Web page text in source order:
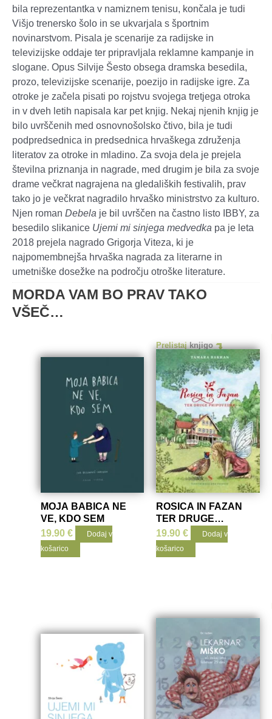
bila reprezentantka v namiznem tenisu, končala je tudi
Višjo trenersko šolo in se ukvarjala s športnim
novinarstvom. Pisala je scenarije za radijske in
televizijske oddaje ter pripravljala reklamne kampanje in
slogane. Opus Silvije Šesto obsega dramska besedila,
prozo, televizijske scenarije, poezijo in radijske igre. Za
otroke je začela pisati po rojstvu svojega tretjega otroka
in v dveh letih napisala kar pet knjig. Nekaj njenih knjig je
bilo uvrščenih med osnovnošolsko čtivo, bila je tudi
podpredsednica in predsednica hrvaškega združenja
literatov za otroke in mladino. Za svoja dela je prejela
številna priznanja in nagrade, med drugim je bila za svoje
drame večkrat nagrajena na gledaliških festivalih, prav
tako jo je večkrat nagradilo hrvaško ministrstvo za kulturo.
Njen roman Debela je bil uvrščen na častno listo IBBY, za
besedilo slikanice Ujemi mi sinjega medvedka pa je leta
2018 prejela nagrado Grigorja Viteza, ki je
najpomembnejša hrvaška nagrada za literarne in
umetniške dosežke na področju otroške literature.
MORDA VAM BO PRAV TAKO
VŠEČ…
Prelistajknjigo
MOJA BABICA NE
VE, KDO SEM
19.90€
Dodaj v
košarico
ROSICA IN FAZAN
TER DRUGE
PRIPOVEDKE
19.90 €
Dodaj v
košarico